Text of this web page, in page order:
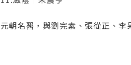
元朝名醫，與劉完素、張從正、